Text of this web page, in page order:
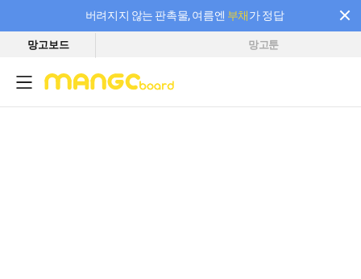
버려지지 않는 판촉물, 여름엔 부채가 정답
필요한 만큼 충전하고 끊김 없이 작업하세요! 새로워진 AI 부스터 요금제
망고보드 망고툰